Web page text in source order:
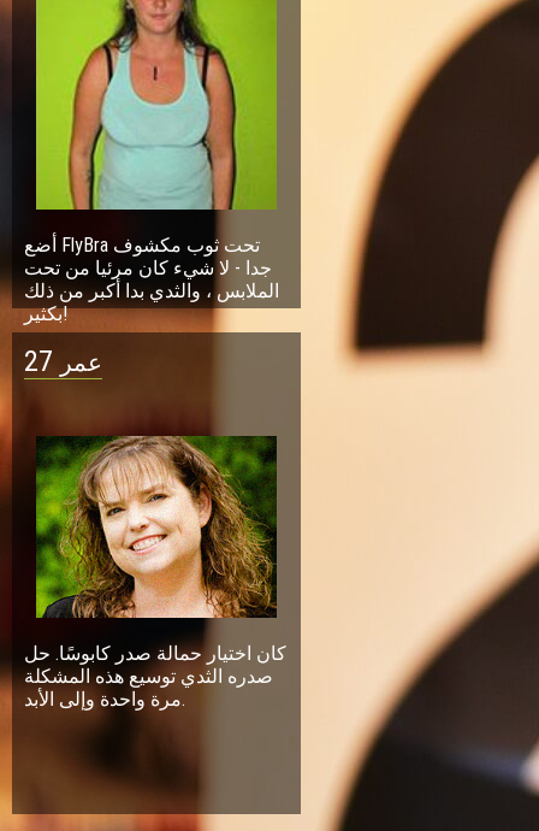
أضع FlyBra تحت ثوب مكشوف
جدا - لا شيء كان مرئيا من تحت
الملابس ، والثدي بدا أكبر من ذلك
بكثير!
27 عمر
كان اختيار حمالة صدر كابوسًا. حل
صدره الثدي توسيع هذه المشكلة
مرة واحدة وإلى الأبد.